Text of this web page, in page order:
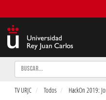
Buscar
TV URJC Todos HackOn 2019: